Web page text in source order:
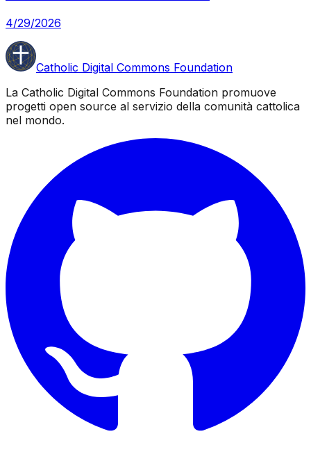
4/29/2026
Catholic Digital Commons Foundation
La Catholic Digital Commons Foundation promuove
progetti open source al servizio della comunità cattolica
nel mondo.